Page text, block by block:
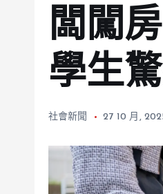
闆闖
學生
社會新聞 27 10 月,